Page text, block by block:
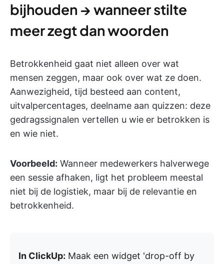
bijhouden → wanneer stilte
meer zegt dan woorden
Betrokkenheid gaat niet alleen over wat
mensen zeggen, maar ook over wat ze doen.
Aanwezigheid, tijd besteed aan content,
uitvalpercentages, deelname aan quizzen: deze
gedragssignalen vertellen u wie er betrokken is
en wie niet.
Voorbeeld: Wanneer medewerkers halverwege
een sessie afhaken, ligt het probleem meestal
niet bij de logistiek, maar bij de relevantie en
betrokkenheid.
In ClickUp: Maak een widget 'drop-off by